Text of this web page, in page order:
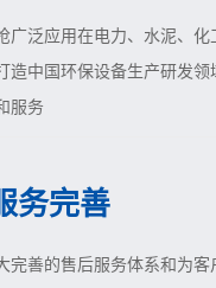
广泛应用在电力、水泥、
造中国环保设备生产研发
服务
务完善
完善的售后服务体系和为